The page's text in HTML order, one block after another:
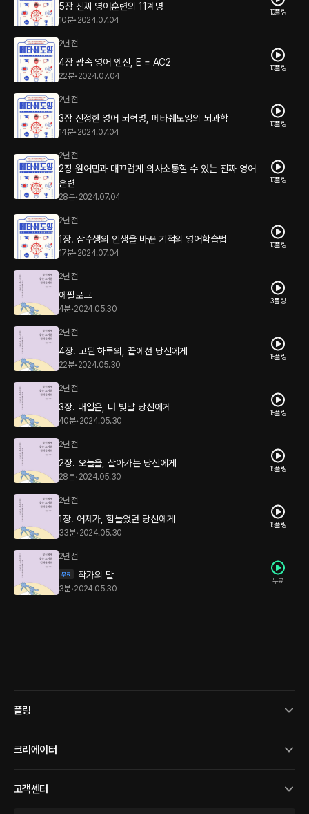
5장 진짜 영어훈련의 11계명
10분• 2024.07.04
10플링
2년 전
4장 광속 영어 엔진, E = AC2
22분• 2024.07.04
10플링
2년 전
3장 진정한 영어 뇌혁명, 메타쉐도잉의 뇌과학
14분• 2024.07.04
10플링
2년 전
2장 원어민과 매끄럽게 의사소통할 수 있는 진짜 영어
훈련
28분• 2024.07.04
10플링
2년 전
1장. 삼수생의 인생을 바꾼 기적의 영어학습법
17분• 2024.07.04
10플링
2년 전
에필로그
4분•2024.05.30
3플링
2년 전
4장. 고된 하루의, 끝에선 당신에게
22분• 2024.05.30
15플링
2년 전
3장. 내일은, 더 빛날 당신에게
40분• 2024.05.30
15플링
2년 전
2장. 오늘을, 살아가는 당신에게
28분• 2024.05.30
15플링
2년 전
1장. 어제가, 힘들었던 당신에게
33분• 2024.05.30
15플링
2년 전
작가의 말
3분•2024.05.30
무료
플링
크리에이터
고객센터